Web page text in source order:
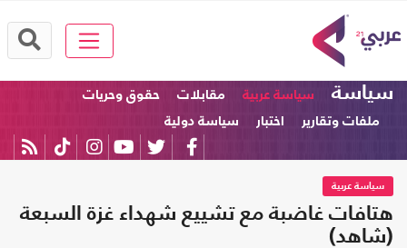
سياسة سياسة عربية مقابلات
حقوق وحريات
ملفات وتقارير
اختبار سياسة دولية
سياسة عربية
هتافات غاضبة مع تشييع شهداء غزة السبعة
(شاهد)